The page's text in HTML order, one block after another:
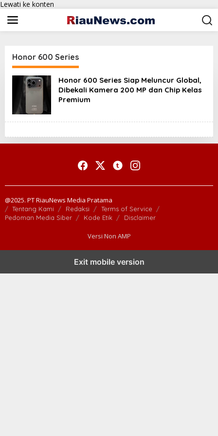
Lewati ke konten
Honor 600 Series
Honor 600 Series Siap Meluncur Global,
Dibekali Kamera 200 MP dan Chip Kelas
Premium
@2025. PT RiauNews Media Pratama
Tentang Kami Redaksi
Terms of Service
Pedoman Media Siber
Kode Etik Disclaimer
Versi Non AMP
Exit mobile version